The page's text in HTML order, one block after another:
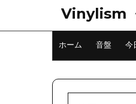
テ
Vinylism
ホーム 音盤 今